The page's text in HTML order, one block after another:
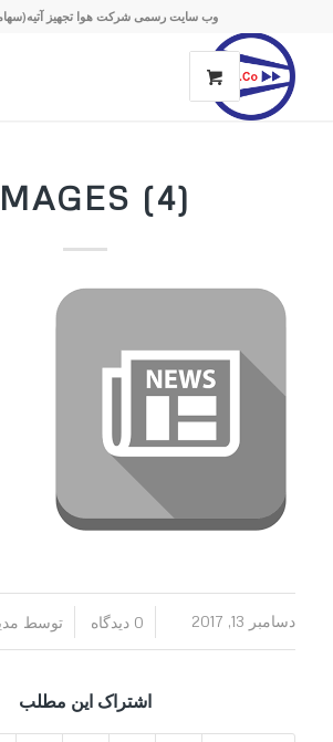
وب سایت رسمی شرکت هوا تجهیز
(4)
دسامبر 13, 2017 0 دیدگاه/ توسط
اشتراک این مطلب